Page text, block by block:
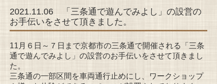
2021.11.06 「三条通で遊んでみよし」の設営の
お手伝いをさせて頂きました。
11月６日～７日まで京都市の三条通で開催される「三条
通で遊んでみよし」の設営のお手伝いをさせて頂きまし
た。
三条通の一部区間を車両通行止めにし、ワークショップ